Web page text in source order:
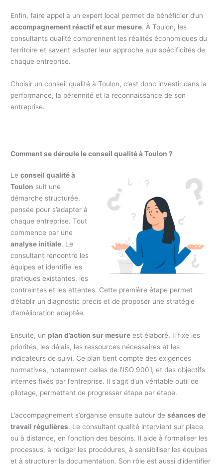
Enfin, faire appel à un expert local permet de bénéficier d’un
accompagnement réactif et sur mesure. À Toulon, les
consultants qualité comprennent les réalités économiques du
territoire et savent adapter leur approche aux spécificités de
chaque entreprise.
Choisir un conseil qualité à Toulon, c’est donc investir dans la
performance, la pérennité et la reconnaissance de son
entreprise.
Comment se déroule le conseil qualité à Toulon ?
Leconseil qualité à
Toulon suit une
démarche structurée,
pensée pour s’adapter à
chaque entreprise. Tout
commence par une
analyse initiale. Le
consultant rencontre les
équipes et identifie les
pratiques existantes, les
contraintes et les attentes. Cette première étape permet
d’établir un diagnostic précis et de proposer une stratégie
d’amélioration adaptée.
Ensuite, un plan d’action sur mesure est élaboré. Il fixe les
priorités, les délais, les ressources nécessaires et les
indicateurs de suivi. Ce plan tient compte des exigences
normatives, notamment celles de l’ISO 9001, et des objectifs
internes fixés par l’entreprise. Il s’agit d’un véritable outil de
pilotage, permettant de progresser étape par étape.
L’accompagnement s’organise ensuite autour deséances de
travail régulières. Le consultant qualité intervient sur place
ou à distance, en fonction des besoins. Il aide à formaliser les
processus, à rédiger les procédures, à sensibiliser les équipes
et à structurer la documentation. Son rôle est aussi d’identifier